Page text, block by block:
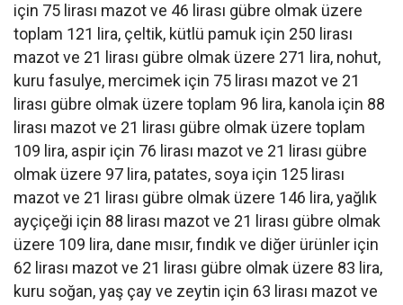
için 75 lirası mazot ve 46 lirası gübre olmak üzere
toplam 121 lira, çeltik, kütlü pamuk için 250 lirası
mazot ve 21 lirası gübre olmak üzere 271 lira, nohut,
kuru fasulye, mercimek için 75 lirası mazot ve 21
lirası gübre olmak üzere toplam 96 lira, kanola için 88
lirası mazot ve 21 lirası gübre olmak üzere toplam
109 lira, aspir için 76 lirası mazot ve 21 lirası gübre
olmak üzere 97 lira, patates, soya için 125 lirası
mazot ve 21 lirası gübre olmak üzere 146 lira, yağlık
ayçiçeği için 88 lirası mazot ve 21 lirası gübre olmak
üzere 109 lira, dane mısır, fındık ve diğer ürünler için
62 lirası mazot ve 21 lirası gübre olmak üzere 83 lira,
kuru soğan, yaş çay ve zeytin için 63 lirası mazot ve